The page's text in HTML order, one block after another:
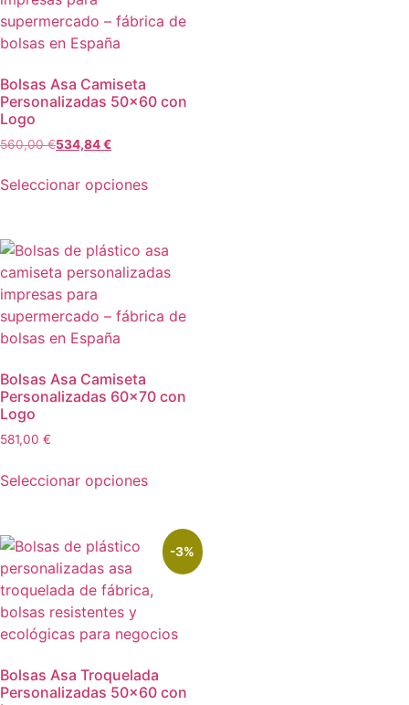
Bolsas Asa Camiseta
Personalizadas 50×60 con
Logo
560,00€534,84€
Seleccionar opciones
Bolsas Asa Camiseta
Personalizadas 60×70 con
Logo
581,00 €
Seleccionar opciones
-3%
Bolsas Asa Troquelada
Personalizadas 50×60 con